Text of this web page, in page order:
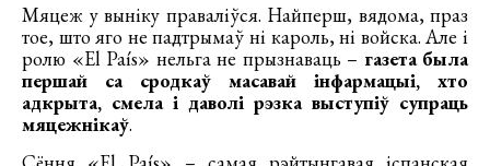
Мяцеж у выніку праваліўся. Найперш, вядома, праз
тое, што яго не падтрымаў ні кароль, ні войска. Але і
ролю «El País» нельга не прызнаваць – газета была
першай са сродкаў масавай інфармацыі, хто
адкрыта, смела і даволі рэзка выступіў супраць
мяцежнікаў.